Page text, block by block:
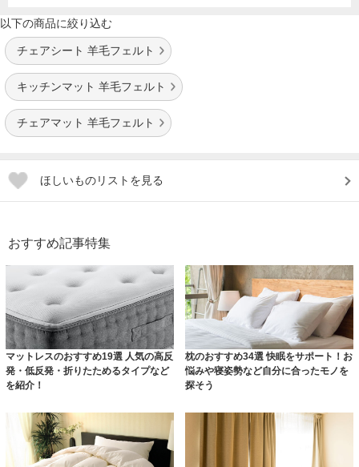
以下の商品に絞り込む
チェアシート 羊毛フェルト
キッチンマット 羊毛フェルト
チェアマット 羊毛フェルト
ほしいものリストを見る
おすすめ記事特集
マットレスのおすすめ19選 人気の高反
発・低反発・折りたためるタイプなど
を紹介！
枕のおすすめ34選 快眠をサポート！お
悩みや寝姿勢など自分に合ったモノを
探そう